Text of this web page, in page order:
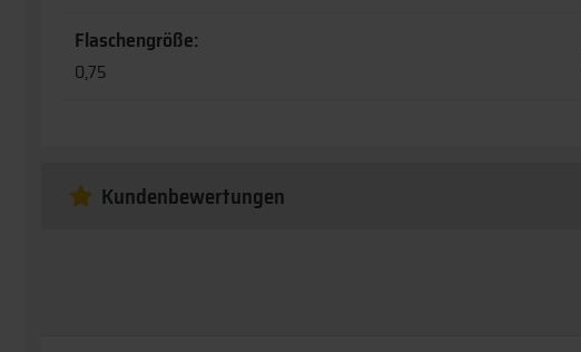
Flaschengröße:
0,75
Kundenbewertungen